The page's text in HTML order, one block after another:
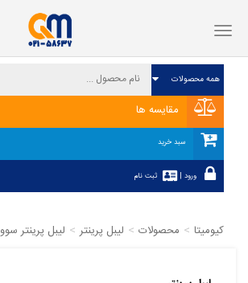
مقایسه ها
سبد خرید
ورود | ثبت نام
فهرست
کیومیتا محصولات لیبل پرینتر لیبل پرینتر سوو